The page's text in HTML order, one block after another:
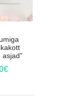
asjad”
€